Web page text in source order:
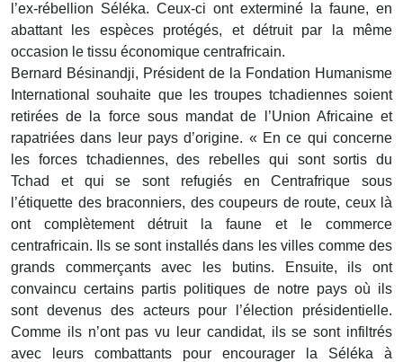
l’ex-rébellion Séléka. Ceux-ci ont exterminé la faune, en
abattant les espèces protégés, et détruit par la même
occasion le tissu économique centrafricain.
Bernard Bésinandji, Président de la Fondation Humanisme
International souhaite que les troupes tchadiennes soient
retirées de la force sous mandat de l’Union Africaine et
rapatriées dans leur pays d’origine. « En ce qui concerne
les forces tchadiennes, des rebelles qui sont sortis du
Tchad et qui se sont refugiés en Centrafrique sous
l’étiquette des braconniers, des coupeurs de route, ceux là
ont complètement détruit la faune et le commerce
centrafricain. Ils se sont installés dans les villes comme des
grands commerçants avec les butins. Ensuite, ils ont
convaincu certains partis politiques de notre pays où ils
sont devenus des acteurs pour l’élection présidentielle.
Comme ils n’ont pas vu leur candidat, ils se sont infiltrés
avec leurs combattants pour encourager la Séléka à